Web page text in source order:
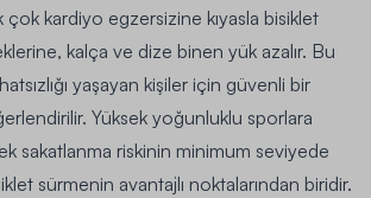
çok kardiyo egzersizine kıyasla bisiklet
kalça ve dize binen yük azalır. Bu
yaşayan kişiler için güvenli bir
Yüksek yoğunluklu sporlara
sakatlanma riskinin minimum seviyede
sürmenin avantajlı noktalarından biridir.